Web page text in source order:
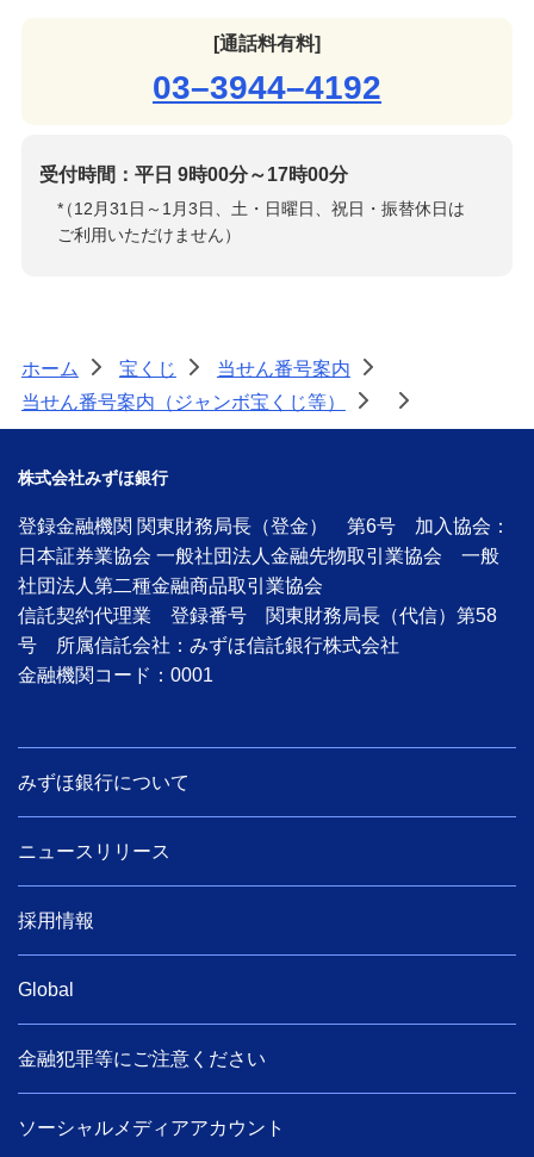
[通話料有料]
03–3944–4192
受付時間：平日 9時00分～17時00分
*
（12月31日～1月3日、土・日曜日、祝日・振替休日は
ご利用いただけません）
ホーム > 宝くじ > 当せん番号案内
>
当せん番号案内（ジャンボ宝くじ等）
> >
株式会社みずほ銀行
登録金融機関 関東財務局長（登金） 第6号 加入協会：
日本証券業協会 一般社団法人金融先物取引業協会 一般
社団法人第二種金融商品取引業協会
信託契約代理業 登録番号 関東財務局長（代信）第58
号 所属信託会社：みずほ信託銀行株式会社
金融機関コード：0001
みずほ銀行について
ニュースリリース
採用情報
Global
金融犯罪等にご注意ください
ソーシャルメディアアカウント